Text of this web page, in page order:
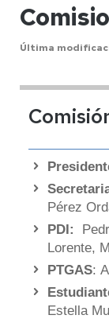
Última
Pérez
PDI:
Lorente,
PTGAS:
Estella